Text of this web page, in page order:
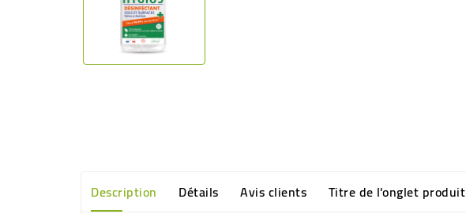
Description Détails Avis clients Titre de l'onglet produit